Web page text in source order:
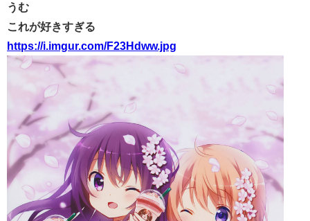
うむ
これが好きすぎる
https://i.imgur.com/F23Hdww.jpg